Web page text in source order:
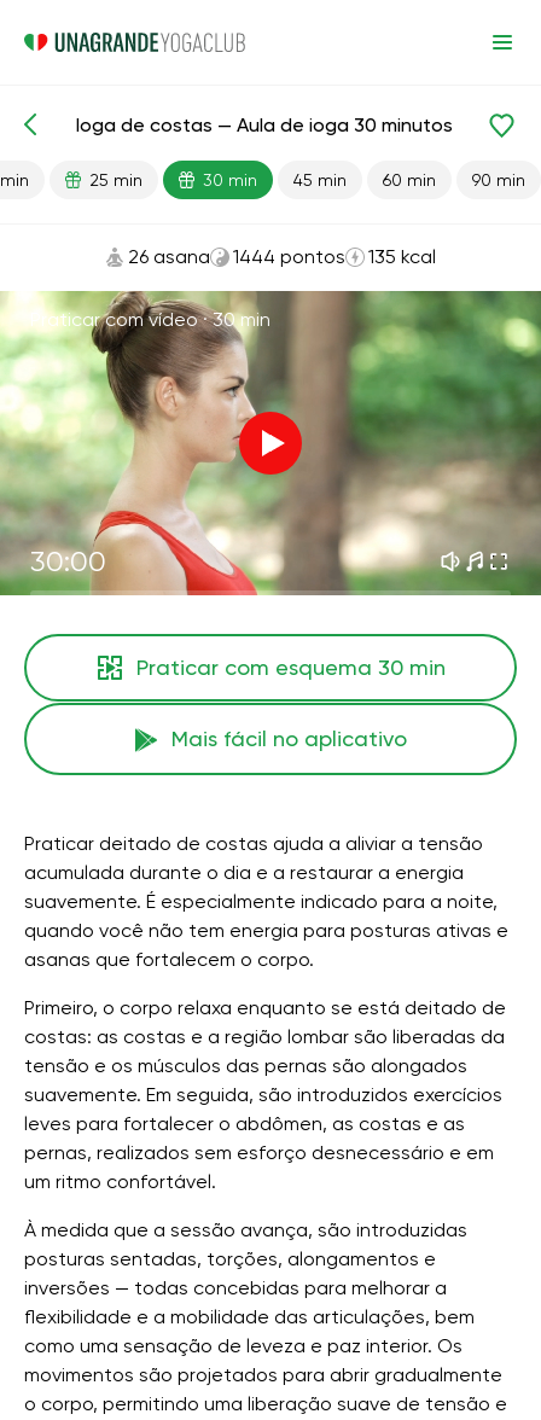
Aulas prontas Relaxamento
Ioga de costas — Aula de ioga 30 minutos
25 min 30 min 45 min 60 min 90 min
26 asana 1444 pontos 135 kcal
Praticar com vídeo ·30 min
30:00
Praticar com esquema 30 min
Mais fácil no aplicativo
Praticar deitado de costas ajuda a aliviar a tensão
acumulada durante o dia e a restaurar a energia
suavemente. É especialmente indicado para a noite,
quando você não tem energia para posturas ativas e
asanas que fortalecem o corpo.
Primeiro, o corpo relaxa enquanto se está deitado de
costas: as costas e a região lombar são liberadas da
tensão e os músculos das pernas são alongados
suavemente. Em seguida, são introduzidos exercícios
leves para fortalecer o abdômen, as costas e as
pernas, realizados sem esforço desnecessário e em
um ritmo confortável.
À medida que a sessão avança, são introduzidas
posturas sentadas, torções, alongamentos e
inversões — todas concebidas para melhorar a
flexibilidade e a mobilidade das articulações, bem
como uma sensação de leveza e paz interior. Os
movimentos são projetados para abrir gradualmente
o corpo, permitindo uma liberação suave de tensão e